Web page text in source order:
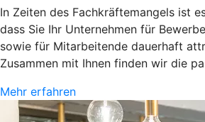
In Zeiten des Fachkräftemangels ist
dass Sie Ihr Unternehmen für
sowie für Mitarbeitende dauerhaft
Zusammen mit Ihnen finden wir die
Mehr erfahren